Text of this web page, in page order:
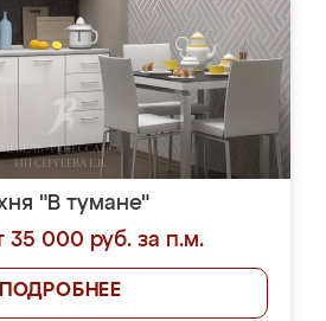
"В тумане"
35 000 руб. за п.м.
ПОДРОБНЕЕ